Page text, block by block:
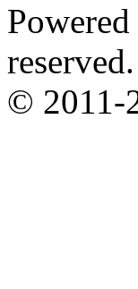
reserved.
© 2011-